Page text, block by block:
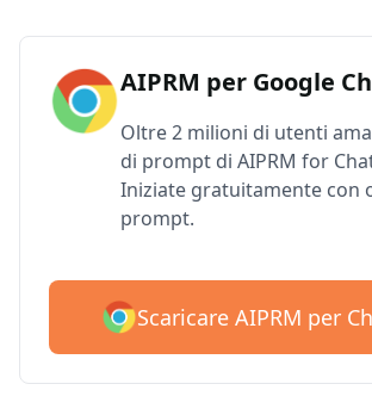
AIPRM per Google
Oltre 2 milioni di utenti
di prompt di AIPRM for
Iniziate gratuitamente con
prompt.
Scaricare AIPRM per